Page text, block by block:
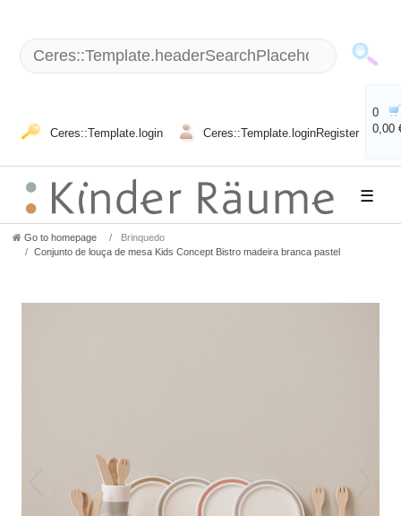
Ceres::Template.login Ceres::Template.loginRegister
0
0,00
☰
Go to homepage
Brinquedo
Conjunto de louça de mesa Kids Concept Bistro madeira branca pastel